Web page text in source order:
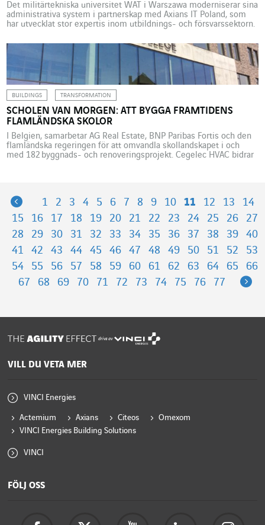
Det militärtekniska universitet WAT i Warszawa moderniserar sina
administrativa system i partnerskap med Axians IT Poland, som
har utvecklat stor expertis inom utbildnings- och försvarssektorn.
000 studenter, varav 4 000 officerselever och där har nu påbörjats
en djup modernisering av de administrativa systemen. I syfte att
anta utmaningarna som ett […]
BUILDINGS TRANSFORMATION
SCHOLEN VAN MORGEN: ATT BYGGA FRAMTIDENS
FLAMLÄNDSKA SKOLOR
I Belgien, samarbetar AG Real Estate, BNP Paribas Fortis och den
flamländska regeringen för att omvandla skollandskapet i och
med 182 byggnads- och renoveringsprojekt. Cegelec HVAC bidrar
[…] Previous
1 2 3 4 5 6 7 8 9 10 11 12 13
14
15
16 17 18 19 20 21 22 23 24 25 26
27
28
29 30 31 32 33 34 35 36 37 38 39
40
41
42 43 44 45 46 47 48 49 50 51 52
53
54
55 56 57 58 59 60 61 62 63 64 65
66
67
68 69 70 71 72 73 74 75 76 77
drivs av
VILL DU VETA MER
VINCI Energies
Actemium Axians Citeos
Omexom
VINCI Energies Building Solutions
VINCI
FÖLJ OSS